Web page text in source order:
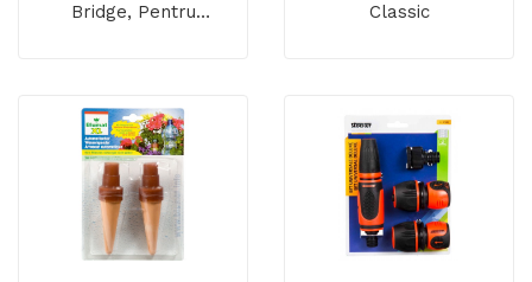
Bridge, Pentru
Classic